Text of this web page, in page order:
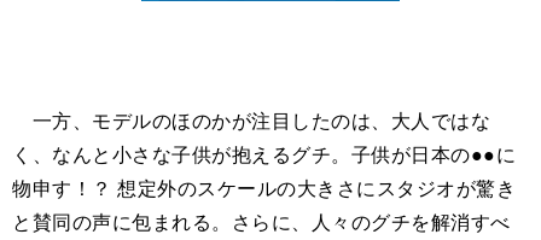
一方、モデルのほのかが注目したのは、大人ではな
く、なんと小さな子供が抱えるグチ。子供が日本の●●に
物申す！？ 想定外のスケールの大きさにスタジオが驚き
と賛同の声に包まれる。さらに、人々のグチを解消すべ